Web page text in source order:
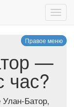
Правое меню
—
час?
Улан-Батор,